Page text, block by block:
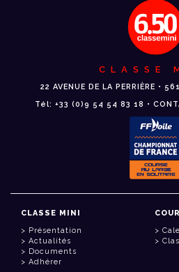
CLASSE
22 AVENUE DE LA PERRIÈRE •
Tél: +33 (0)9 54 54 83 18 •
CLASSE MINI
Présentation
Actualités
Documents
Adhérer